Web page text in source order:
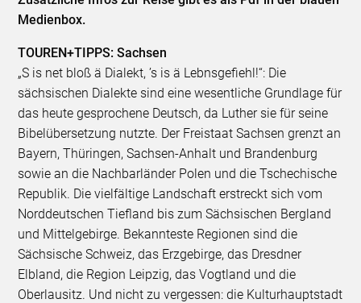
Medienbox.
TOUREN+TIPPS: Sachsen
„S is net bloß ä Dialekt, ’s is ä Lebnsgefiehl!“: Die
sächsischen Dialekte sind eine wesentliche Grundlage für
das heute gesprochene Deutsch, da Luther sie für seine
Bibelübersetzung nutzte. Der Freistaat Sachsen grenzt an
Bayern, Thüringen, Sachsen-Anhalt und Brandenburg
sowie an die Nachbarländer Polen und die Tschechische
Republik. Die vielfältige Landschaft erstreckt sich vom
Norddeutschen Tiefland bis zum Sächsischen Bergland
und Mittelgebirge. Bekannteste Regionen sind die
Sächsische Schweiz, das Erzgebirge, das Dresdner
Elbland, die Region Leipzig, das Vogtland und die
Oberlausitz. Und nicht zu vergessen: die Kulturhauptstadt